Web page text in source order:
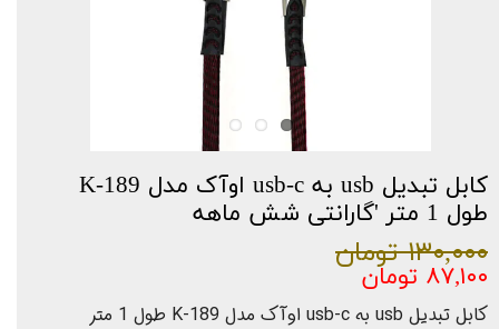
کابل تبدیل usb به usb-c اوآک مدل K-189
طول 1 متر 'گارانتی شش ماهه
۱۳۰,۰۰۰ تومان
۸۷,۱۰۰ تومان
کابل تبدیل usb به usb-c اوآک مدل K-189 طول 1 متر